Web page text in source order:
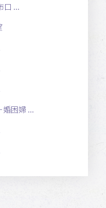
口 ...
困婦 ...